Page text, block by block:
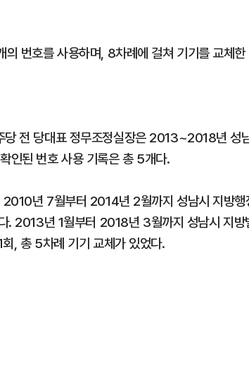
번호를 사용하며, 8차례에 걸쳐 기기를 교체
당 전 당대표 정무조정실장은 2013~2018년 성
인된 번호 사용 기록은 총 5개다.
년 7월부터 2014년 2월까지 성남시 지방행
. 2013년 1월부터 2018년 3월까지 성남시 지방
, 총 5차례 기기 교체가 있었다.